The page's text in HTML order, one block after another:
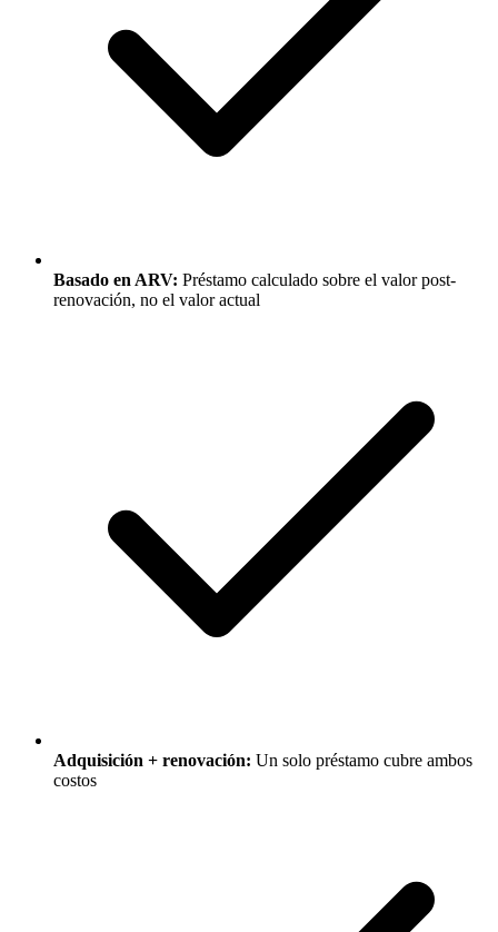
Basado en ARV: Préstamo calculado sobre el valor post-
renovación, no el valor actual
Adquisición + renovación: Un solo préstamo cubre ambos
costos